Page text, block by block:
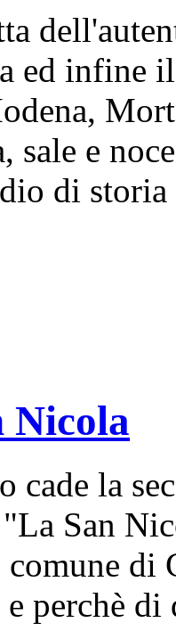
ed infine
sale e
di storia
Nicola
cade la
San
di
perchè